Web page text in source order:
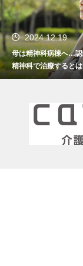
2024.02.13
その78（最終話
づく